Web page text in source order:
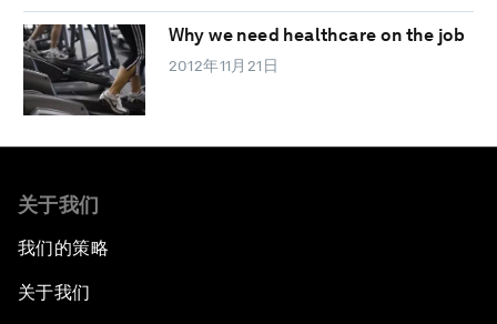
Why we need healthcare on the job
2012年11月21日
关于我们
我们的策略
关于我们